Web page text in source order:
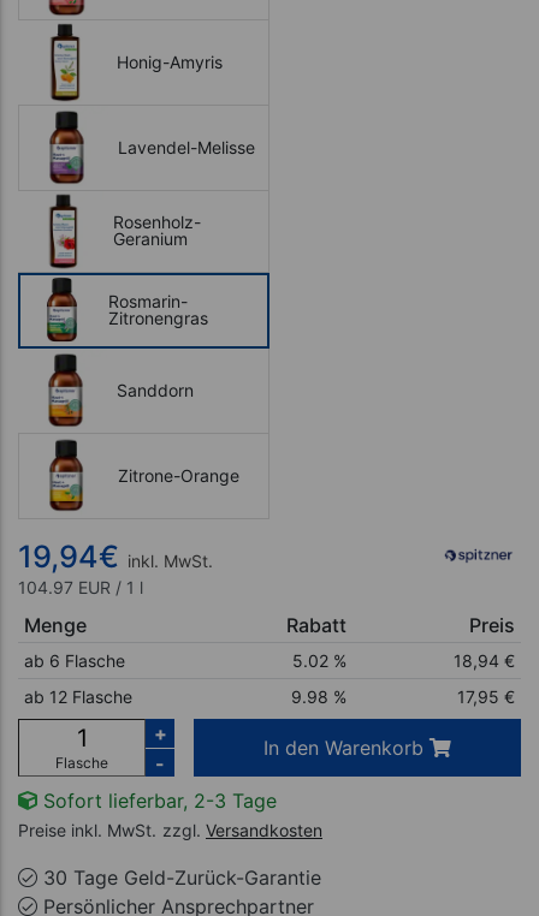
Honig-Amyris
Lavendel-Melisse
Rosenholz-
Geranium
Rosmarin-
Zitronengras
Sanddorn
Zitrone-Orange
19,94€ inkl. MwSt.
104.97 EUR / 1 l
Menge Rabatt Preis
ab 6 Flasche 5.02 % 18,94€
ab 12 Flasche
9.98 % 17,95€
Flasche
+
-
In den Warenkorb
Sofort lieferbar, 2-3 Tage
Preise inkl. MwSt. zzgl. Versandkosten
30 Tage Geld-Zurück-Garantie
Persönlicher Ansprechpartner